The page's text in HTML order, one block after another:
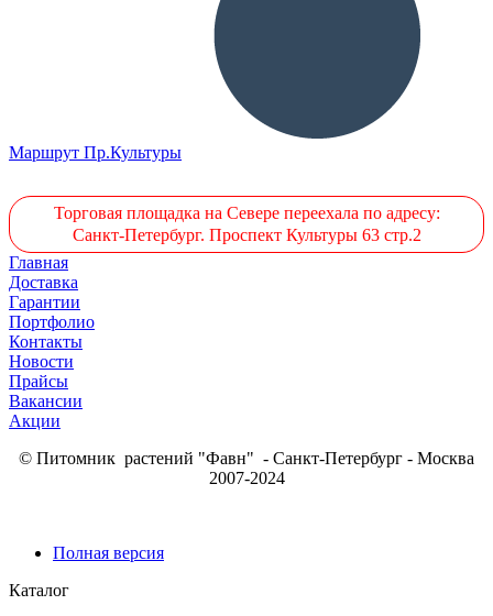
Маршрут Пр.Культуры
Торговая площадка на Севере переехала по адресу:
Санкт-Петербург. Проспект Культуры 63 стр.2
Главная
Доставка
Гарантии
Портфолио
Контакты
Новости
Прайсы
Вакансии
Акции
© Питомник растений "Фавн" - Санкт-Петербург - Москва
2007-2024
Полная версия
Каталог